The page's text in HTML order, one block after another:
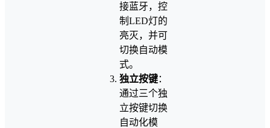
接蓝牙，控
制LED灯的
亮灭，并可
切换自动模
式。
独立按键：
通过三个独
立按键切换
自动化模